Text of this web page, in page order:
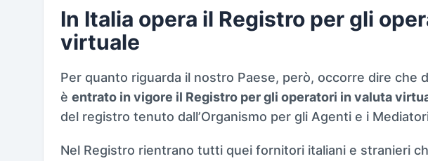
In Italia opera il Registro per gli
virtuale
Per quanto riguarda il nostro Paese, però, occorre dire che
è entrato in vigore il Registro per gli operatori in valuta
del registro tenuto dall’Organismo per gli Agenti e i
Nel Registro rientrano tutti quei fornitori italiani e stranieri